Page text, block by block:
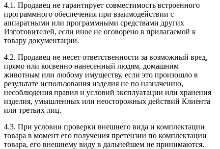
4.1. Продавец не гарантирует совместимость встроенного
программного обеспечения при взаимодействии с
аппаратными или программными средствами других
Изготовителей, если иное не оговорено в прилагаемой к
товару документации.
4.2. Продавец не несет ответственности за возможный вред,
прямо или косвенно нанесенный людям, домашним
животным или любому имуществу, если это произошло в
результате использования изделия не по назначению,
несоблюдения правил и условий эксплуатации или хранения
изделия, умышленных или неосторожных действий Клиента
или третьих лиц.
4.3. При условии проверки внешнего вида и комплектации
товара в момент его получения претензии по комплектации
товара, его внешнему виду в дальнейшем не принимаются.